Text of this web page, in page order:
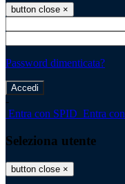
button close ×
Password dimenticata?
-
Entra con SPID Entra
Seleziona utente
button close ×